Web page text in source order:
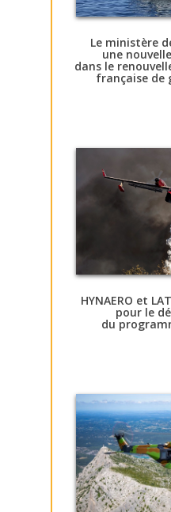
Le ministère
une
dans le
française de
HYNAERO et
pour le
du